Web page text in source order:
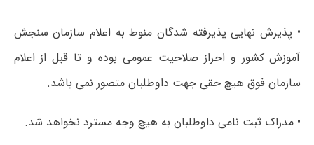
• پذیرش نهایی پذیرفته شدگان منوط به اعلام سازمان سنجش
آموزش کشور و احراز صلاحیت عمومی بوده و تا قبل از اعلام
سازمان فوق هیچ حقی جهت داوطلبان متصور نمی باشد.
• مدراک ثبت نامی داوطلبان به هیچ وجه مسترد نخواهد شد.